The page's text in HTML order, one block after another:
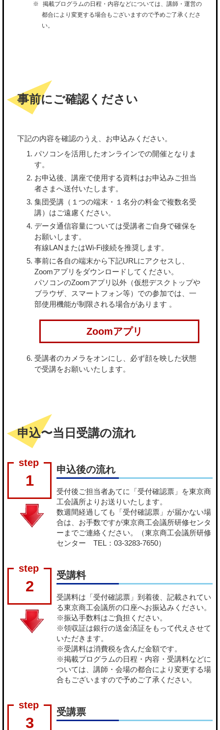
掲載プログラムの日程・内容などについては、講師・運営の
都合により変更する場合もございますので予めご了承くださ
い。
事前にご確認ください
下記の内容を確認のうえ、お申込みください。
パソコンを活用したオンラインでの開催となりま
す。
お申込後、講座で使用する資料はお申込みご担当
者さまへ送付いたします。
集団受講（１つの端末・１名分の料金で複数名受
講）はご遠慮ください。
データ通信容量については受講者ご自身で確保を
お願いします。
有線LANまたはWi-Fi接続を推奨します。
事前に各自の端末から下記URLにアクセスし、
Zoomアプリをダウンロードしてください。
パソコンのZoomアプリ以外（仮想デスクトップや
ブラウザ、スマートフォン等）での参加では、一
部使用機能が制限される場合があります 。
Zoomアプリ
受講者のカメラをオンにし、必ず顔を映した状態
で受講をお願いいたします。
申込〜当日受講の流れ
1
申込後の流れ
受付後ご担当者あてに「受付確認票」を東京商
工会議所よりお送りいたします。
数週間経過しても「受付確認票」が届かない場
合は、お手数ですが東京商工会議所研修センタ
ーまでご連絡ください。（東京商工会議所研修
センター TEL：03-3283-7650）
2
受講料
受講料は「受付確認票」到着後、記載されてい
る東京商工会議所の口座へお振込みください。
※振込手数料はご負担ください。
※領収証は銀行の送金済証をもって代えさせて
いただきます。
※受講料は消費税を含んだ金額です。
※掲載プログラムの日程・内容・受講料などに
ついては、講師・会場の都合により変更する場
合もございますので予めご了承ください。
3
受講票